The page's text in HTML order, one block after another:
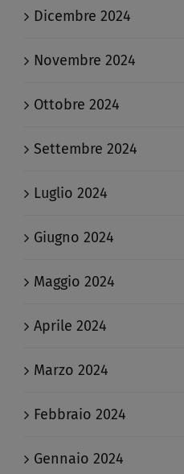
Dicembre 2024
Novembre 2024
Ottobre 2024
Settembre 2024
Luglio 2024
Giugno 2024
Maggio 2024
Aprile 2024
Marzo 2024
Febbraio 2024
Gennaio 2024